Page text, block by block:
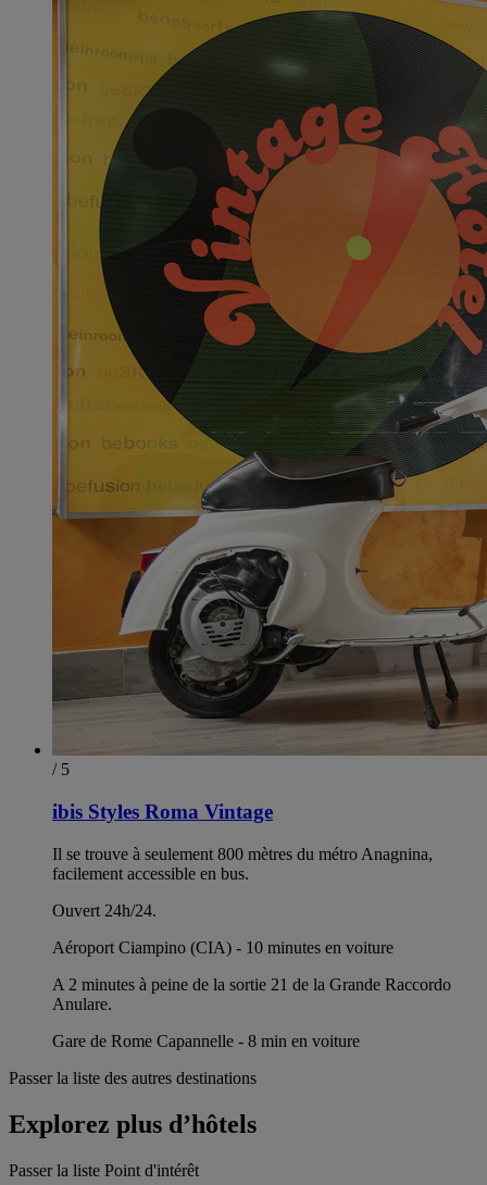
/ 5
ibis Styles Roma Vintage
Il se trouve à seulement 800 mètres du métro Anagnina,
facilement accessible en bus.
Ouvert 24h/24.
Aéroport Ciampino (CIA) - 10 minutes en voiture
A 2 minutes à peine de la sortie 21 de la Grande Raccordo
Anulare.
Gare de Rome Capannelle - 8 min en voiture
Passer la liste des autres destinations
Explorez plus d’hôtels
Passer la liste Point d'intérêt